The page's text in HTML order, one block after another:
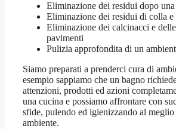
Eliminazione dei residui dopo
Eliminazione dei residui di colla
Eliminazione dei calcinacci e
pavimenti
Pulizia approfondita di un
Siamo preparati a prenderci cura di
esempio sappiamo che un bagno
attenzioni, prodotti ed azioni
una cucina e possiamo affrontare con
sfide, pulendo ed igienizzando al
ambiente.